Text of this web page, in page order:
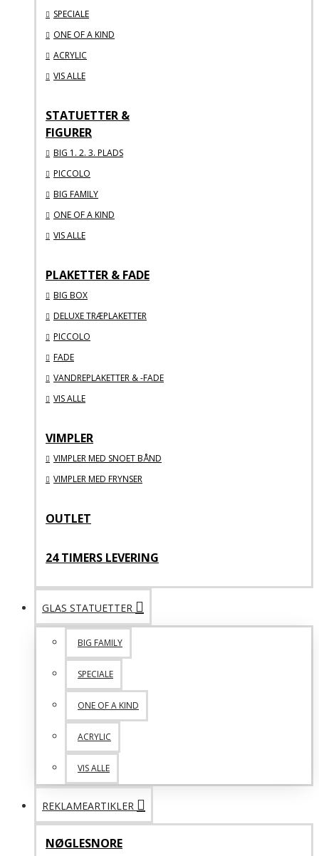
SPECIALE
ONE OF A KIND
ACRYLIC
VIS ALLE
STATUETTER &
FIGURER
BIG 1. 2. 3. PLADS
PICCOLO
BIG FAMILY
ONE OF A KIND
VIS ALLE
PLAKETTER & FADE
BIG BOX
DELUXE TRÆPLAKETTER
PICCOLO
FADE
VANDREPLAKETTER & -FADE
VIS ALLE
VIMPLER
VIMPLER MED SNOET BÅND
VIMPLER MED FRYNSER
OUTLET
24 TIMERS LEVERING
GLAS STATUETTER
BIG FAMILY
SPECIALE
ONE OF A KIND
ACRYLIC
VIS ALLE
REKLAMEARTIKLER
NØGLESNORE